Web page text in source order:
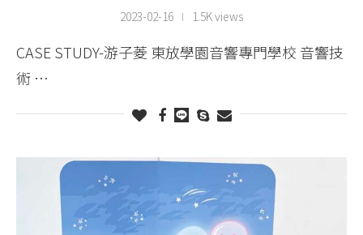
2023-02-16 1.5K views
CASE STUDY-游子菱 東放學園音響專門學校 音響技
術 …